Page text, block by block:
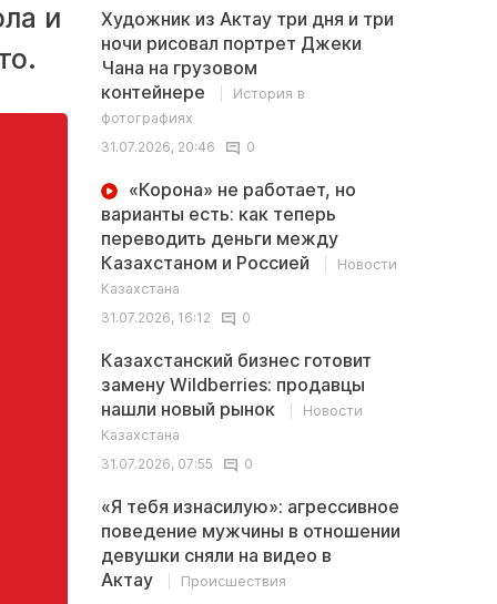
и
Художник из Актау три дня и три
ночи рисовал портрет Джеки
Чана на грузовом
контейнере
История в
фотографиях
31.07.2026, 20:46
0
«Корона» не работает, но
варианты есть: как теперь
переводить деньги между
Казахстаном и Россией
Новости
Казахстана
31.07.2026, 16:12
0
Казахстанский бизнес готовит
замену Wildberries: продавцы
нашли новый рынок
Новости
Казахстана
31.07.2026, 07:55
0
«Я тебя изнасилую»: агрессивное
поведение мужчины в отношении
девушки сняли на видео в
Актау
Происшествия